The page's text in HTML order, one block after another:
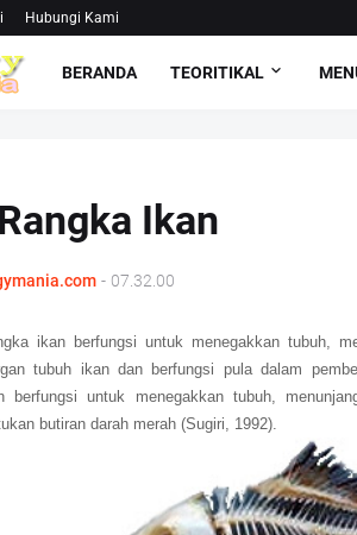
Hubungi Kami
BERANDA TEORITIKAL
Ikan
- 07.32.00
ikan berfungsi untuk menegakkan tubuh,
tubuh ikan dan berfungsi pula dalam
berfungsi untuk menegakkan tubuh,
butiran darah merah (Sugiri, 1992).